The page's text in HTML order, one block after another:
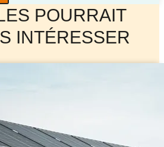
POURRAIT
INTÉRESSER